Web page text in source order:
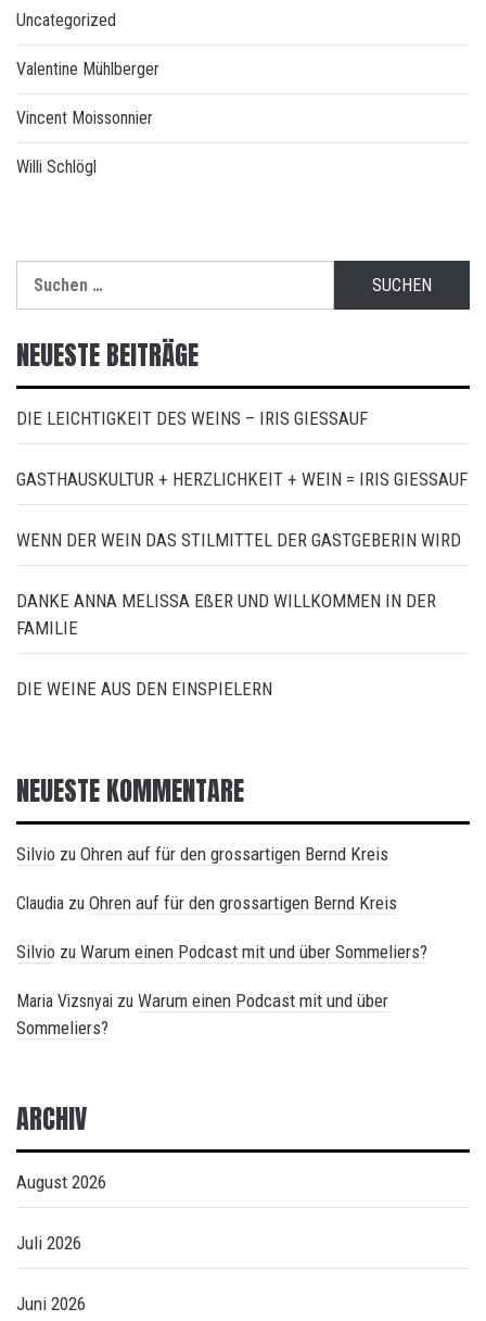
Uncategorized
Valentine Mühlberger
Vincent Moissonnier
Willi Schlögl
nach:
NEUESTE BEITRÄGE
DIE LEICHTIGKEIT DES WEINS – IRIS GIESSAUF
GASTHAUSKULTUR + HERZLICHKEIT + WEIN = IRIS GIESSAUF
WENN DER WEIN DAS STILMITTEL DER GASTGEBERIN WIRD
DANKE ANNA MELISSA EßER UND WILLKOMMEN IN DER
FAMILIE
DIE WEINE AUS DEN EINSPIELERN
NEUESTE KOMMENTARE
Silvio zu Ohren auf für den grossartigen Bernd Kreis
Claudia zu Ohren auf für den grossartigen Bernd Kreis
Silvio zu Warum einen Podcast mit und über Sommeliers?
Maria Vizsnyai zu Warum einen Podcast mit und über
Sommeliers?
ARCHIV
August 2026
Juli 2026
Juni 2026